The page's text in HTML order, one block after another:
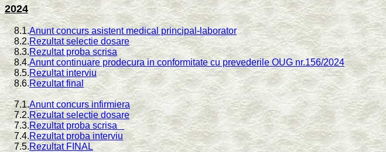
2024
8.1.Anunt concurs asistent medical principal-laborator
8.2.Rezultat selectie dosare
8.3.Rezultat proba scrisa
8.4.Anunt continuare prodecura in conformitate cu prevederile OUG nr.156/2024
8.5.Rezultat interviu
8.6.Rezultat final
7.1.Anunt concurs infirmiera
7.2.Rezultat selectie dosare
7.3.Rezultat proba scrisa
7.4.Rezultat proba interviu
7.5.Rezultat FINAL